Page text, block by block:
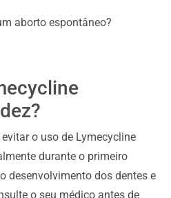
aborto espontâneo?
o uso de Lymecycline
durante o primeiro
desenvolvimento dos dentes e
o seu médico antes de